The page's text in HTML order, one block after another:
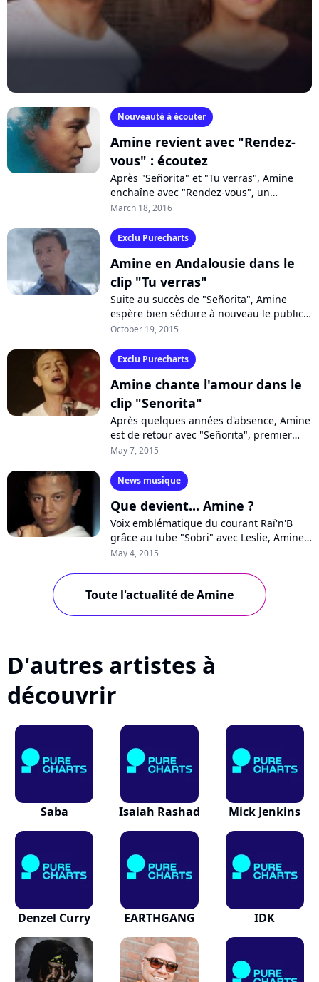
Nouveauté à écouter
Amine revient avec "Rendez-
vous" : écoutez
Après "Señorita" et "Tu verras", Amine
enchaîne avec "Rendez-vous", un
nouveau single romantique aux allures
March 18, 2016
Exclu Purecharts
Amine en Andalousie dans le
clip "Tu verras"
Suite au succès de "Señorita", Amine
espère bien séduire à nouveau le public
avec son nouveau single "Tu verras".
October 19, 2015
Exclu Purecharts
Amine chante l'amour dans le
clip "Senorita"
Après quelques années d'absence, Amine
est de retour avec "Señorita", premier
extrait de l'album "Casablanca". Un titre
May 7, 2015
News musique
Que devient... Amine ?
Voix emblématique du courant Raï'n'B
grâce au tube "Sobri" avec Leslie, Amine
a séduit en solo avec le hit "J'voulais"
May 4, 2015
Toute l'actualité de Amine
D'autres artistes à
découvrir
Saba Isaiah Rashad Mick Jenkins
Denzel Curry EARTHGANG IDK